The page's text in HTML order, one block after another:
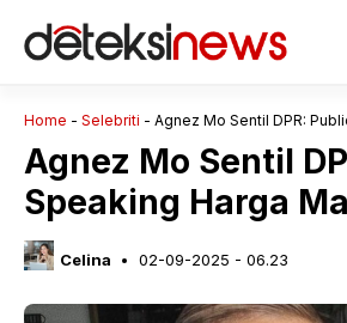
Home - Selebriti - Agnez Mo Sentil DPR:
Agnez Mo Sentil
Speaking Harga
Celina 02-09-2025 - 06.23